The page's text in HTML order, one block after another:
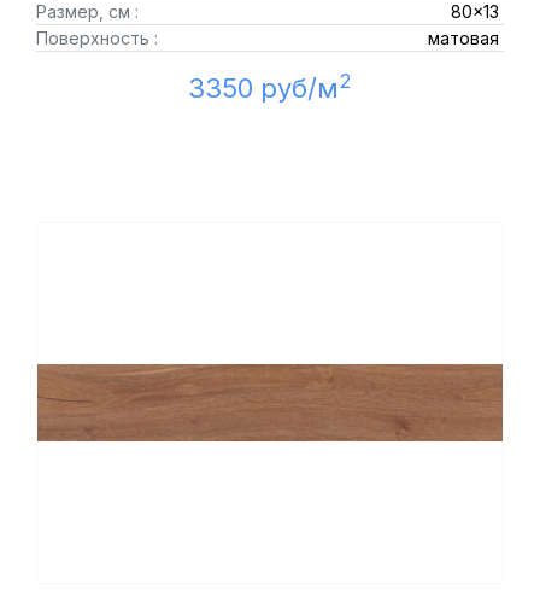
Размер, см :
80x13
Поверхность :
матовая
3350 руб/м2